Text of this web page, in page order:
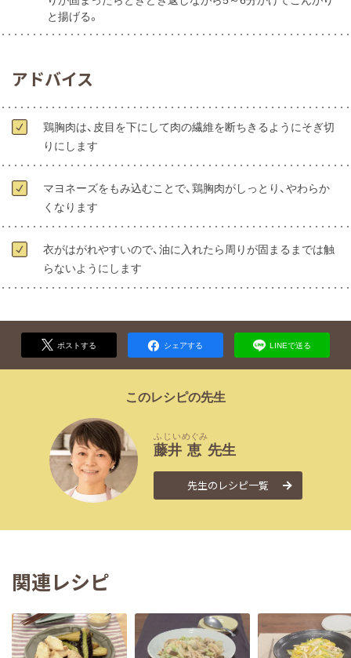
と揚げる。
アドバイス
鶏胸肉は、皮目を下にして肉の繊維を断ちきるようにそぎ切
りにします
マヨネーズをもみ込むことで、鶏胸肉がしっとり、やわらか
くなります
衣がはがれやすいので、油に入れたら周りが固まるまでは触
らないようにします
ポストする シェアする LINEで送る
このレシピの先生
藤井
ふじい
恵
めぐみ
先生
先生のレシピ一覧
関連レシピ